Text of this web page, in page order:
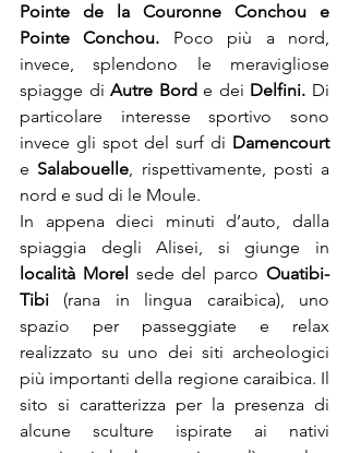
Pointe de la Couronne Conchou e
Pointe Conchou. Poco più a nord,
invece, splendono le meravigliose
spiagge di Autre Bord e dei Delfini. Di
particolare interesse sportivo sono
invece gli spot del surf di
Damencourt
e Salabouelle, rispettivamente, posti a
nord e sud di le Moule.
In appena dieci minuti d’auto, dalla
località Morel sede del parco Ouatibi-
Tibi (rana in lingua caraibica), uno
spazio per passeggiate e relax
realizzato su uno dei siti archeologici
più importanti della regione caraibica. Il
sito si caratterizza per la presenza di
alcune sculture ispirate ai nativi